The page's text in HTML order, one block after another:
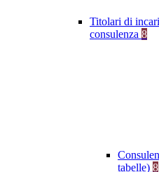
Titolari di
consulenza 8
tabelle) 8